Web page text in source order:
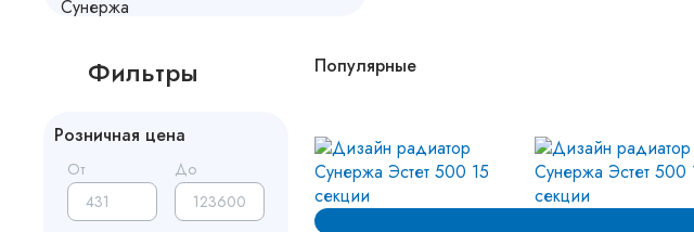
Фильтры
Розничная цена
От До
Популярные